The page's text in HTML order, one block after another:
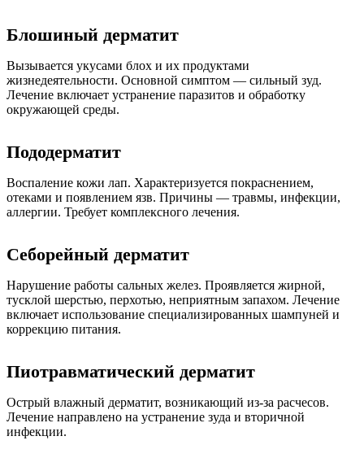
Блошиный дерматит
Вызывается укусами блох и их продуктами
жизнедеятельности. Основной симптом — сильный зуд.
Лечение включает устранение паразитов и обработку
окружающей среды.
Пододерматит
Воспаление кожи лап. Характеризуется покраснением,
отеками и появлением язв. Причины — травмы, инфекции,
аллергии. Требует комплексного лечения.
Себорейный дерматит
Нарушение работы сальных желез. Проявляется жирной,
тусклой шерстью, перхотью, неприятным запахом. Лечение
включает использование специализированных шампуней и
коррекцию питания.
Пиотравматический дерматит
Острый влажный дерматит, возникающий из-за расчесов.
Лечение направлено на устранение зуда и вторичной
инфекции.